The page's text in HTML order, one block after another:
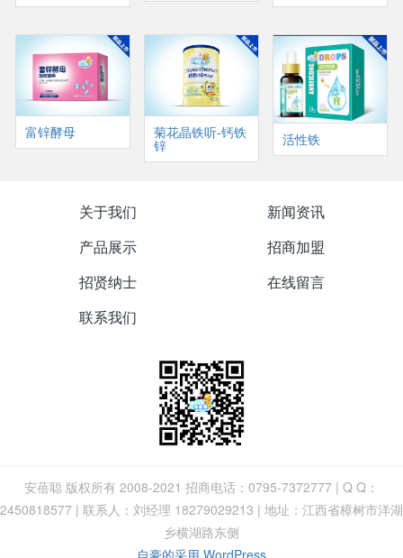
富锌酵母 菊花晶铁听-钙铁
锌 活性铁
关于我们
新闻资讯
产品展示
招商加盟
招贤纳士
在线留言
联系我们
安蓓聪 版权所有 2008-2021 招商电话：0795-7372777 | Q Q：
2450818577 | 联系人：刘经理 18279029213 | 地址：江西省樟树市洋湖
乡横湖路东侧